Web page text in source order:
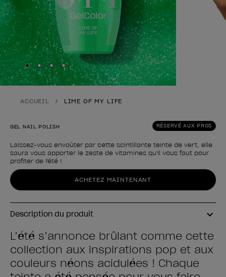
Skip to slide1
Skip to slide2
Skip to slide3
Skip to slide4
ACCUEIL LIME OF MY LIFE
RÉSERVÉ AUX PROS
GEL NAIL POLISH
Laissez-vous envoûter par cette scintillante teinte de vert, elle
saura vous apporter le zeste de vitamines qu'il vous faut pour
profiter de l'été !
Forme du produit
ACHETEZ MAINTENANT
Description du produit
L’été s’annonce brûlant comme cette
collection aux inspirations pop et aux
couleurs néons acidulées ! Chaque